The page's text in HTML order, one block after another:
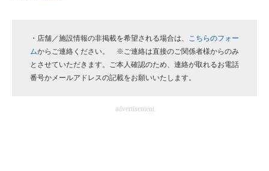
企業向けIT製品の総合サイト
IT製品の技術・比較・事例
・店舗／施設情報の非掲載を希望される場合は、 こちらのフォー
ムからご連絡ください。 ※ご連絡は直接のご関係者様からのみ
とさせていただきます。ご本人確認のため、連絡が取れるお電話
番号かメールアドレスの記載をお願いいたします。
advertisement